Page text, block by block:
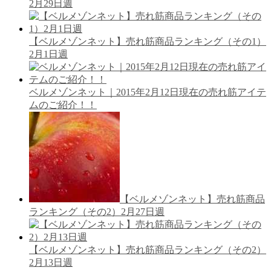
2月29日週
【ベルメゾンネット】売れ筋商品ランキング（その1）
2月1日週
ベルメゾンネット｜2015年2月12日現在の売れ筋アイテ
ムのご紹介！！
【ベルメゾンネット】売れ筋商品
ランキング（その2）2月27日週
【ベルメゾンネット】売れ筋商品ランキング（その2）
2月13日週